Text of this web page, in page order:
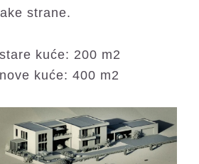
strane.
kuće: 200 m2
kuće: 400 m2